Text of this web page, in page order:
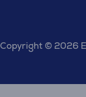
Copyright © 2026